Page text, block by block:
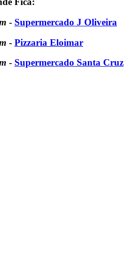
- Supermercado J Oliveira
- Pizzaria Eloimar
- Supermercado Santa Cruz